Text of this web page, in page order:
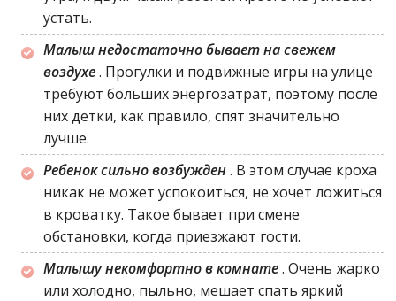
устать.
Малыш недостаточно бывает на свежем
воздухе. Прогулки и подвижные игры на улице
требуют больших энергозатрат, поэтому после
них детки, как правило, спят значительно
лучше.
Ребенок сильно возбужден. В этом случае кроха
никак не может успокоиться, не хочет ложиться
в кроватку. Такое бывает при смене
обстановки, когда приезжают гости.
Малышу некомфортно в комнате. Очень жарко
или холодно, пыльно, мешает спать яркий